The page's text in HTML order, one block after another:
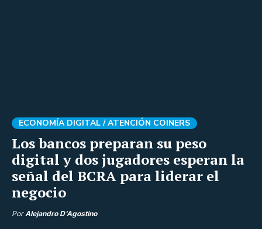
Los bancos preparan su peso
digital y dos jugadores esperan la
señal del BCRA para liderar el
negocio
ECONOMÍA DIGITAL /ATENCIÓN COINERS
Por Alejandro D'Agostino